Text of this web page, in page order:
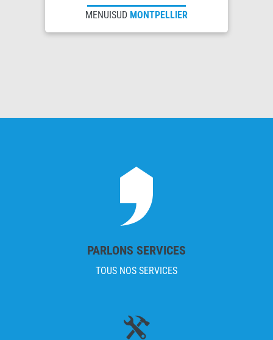
MENUISUD MONTPELLIER
PARLONS SERVICES
TOUS NOS SERVICES